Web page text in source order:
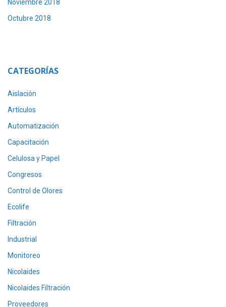
Noviembre 2018
Octubre 2018
CATEGORÍAS
Aislación
Artículos
Automatización
Capacitación
Celulosa y Papel
Congresos
Control de Olores
Ecolife
Filtración
Industrial
Monitoreo
Nicolaides
Nicolaides Filtración
Proveedores